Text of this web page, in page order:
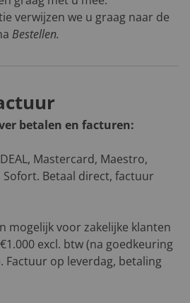
verwijzen we u graag naar de
Bestellen.
betalen en facturen:
Mastercard, Maestro,
Sofort. Betaal direct, factuur
mogelijk voor zakelijke klanten
excl. btw (na goedkeuring
Factuur op leverdag, betaling